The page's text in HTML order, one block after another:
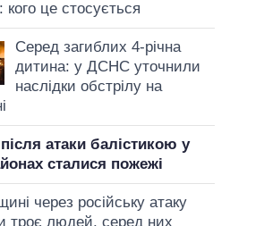
кого це стосується
Серед загиблих 4-річна
дитина: у ДСНС уточнили
наслідки обстрілу на
атаки балістикою у
сталися пожежі
через російську атаку
троє людей, серед них